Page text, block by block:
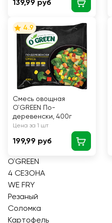
139,99 руб
4.9
Смесь овощная
O`GREEN По-
деревенски, 400г
Цена за 1 шт
199,99 руб
O`GREEN
4 СЕЗОНА
WE FRY
Резаный
Соломка
Картофель